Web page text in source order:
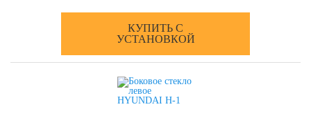
КУПИТЬ С
УСТАНОВКОЙ